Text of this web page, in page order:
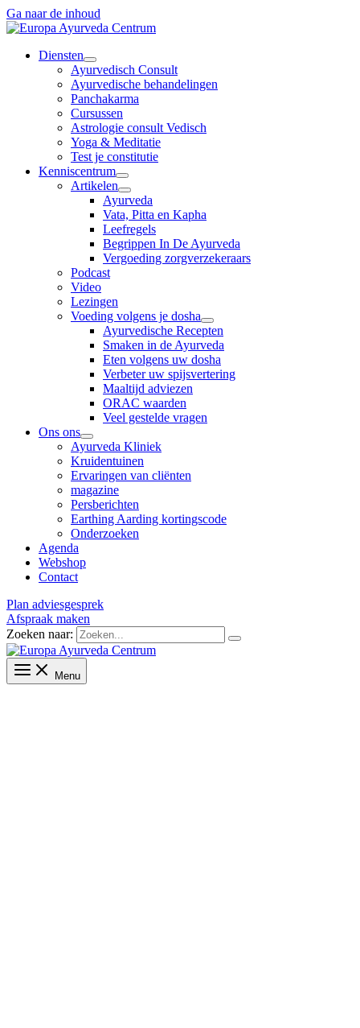
Ga naar de inhoud
Diensten
Ayurvedisch Consult
Ayurvedische behandelingen
Panchakarma
Cursussen
Astrologie consult Vedisch
Yoga & Meditatie
Test je constitutie
Kenniscentrum
Artikelen
Ayurveda
Vata, Pitta en Kapha
Leefregels
Begrippen In De Ayurveda
Vergoeding zorgverzekeraars
Podcast
Video
Lezingen
Voeding volgens je dosha
Ayurvedische Recepten
Smaken in de Ayurveda
Eten volgens uw dosha
Verbeter uw spijsvertering
Maaltijd adviezen
ORAC waarden
Veel gestelde vragen
Ons ons
Ayurveda Kliniek
Kruidentuinen
Ervaringen van cliënten
magazine
Persberichten
Earthing Aarding kortingscode
Onderzoeken
Agenda
Webshop
Contact
Plan adviesgesprek
Afspraak maken
Zoeken naar:
Menu